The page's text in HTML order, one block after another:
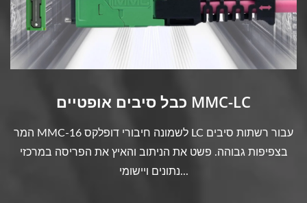
כבל סיבים אופטיים MMC-LC
המר MMC-16 לשמונה חיבורי דופלקס LC עבור רשתות סיבים
בצפיפות גבוהה. פשט את הניתוב והאיץ את הפריסה במרכזי
נתונים ויישומי...